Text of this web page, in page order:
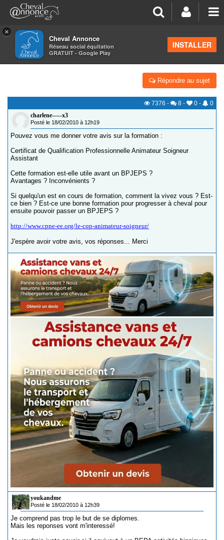
×
Cheval Annonce
Réseau social équitation
GRATUIT - Google Play
INSTALLER
>Formations équestres
VOTRE AVIS SUR LA FORMATION CQP ASA
Répondre au sujet
7376 - 8 - 0 -
0
charlene-----x3
Posté le 18/02/2010 à 12h19
Pouvez vous me donner votre avis sur la formation :
Certificat de Qualification Professionnelle Animateur Soigneur
Assistant
Cette formation est-elle utile avant un BPJEPS ?
Avantages ? Inconvénients ?
Si quelqu'un est en cours de formation, comment la vivez vous ? Est-
ce bien ? Est-ce une bonne formation pour progresser à cheval pour
ensuite pouvoir passer un BPJEPS ?
http://www.cpne-ee.org/le-cqp-animateur-soigneur/
J'espère avoir votre avis, vos réponses... Merci
youkandme
Posté le 18/02/2010 à 12h39
Je comprend pas trop le but de se diplomes.
Mais les reponses vont m'interessé!